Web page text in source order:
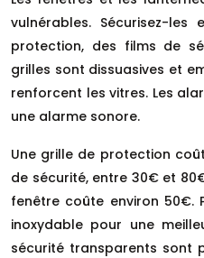
vulnérables. Sécurisez-
protection, des films de
grilles sont dissuasives et
renforcent les vitres. Les
une alarme sonore.
Une grille de protection
de sécurité, entre 30€ et
fenêtre coûte environ 50€.
inoxydable pour une
sécurité transparents sont